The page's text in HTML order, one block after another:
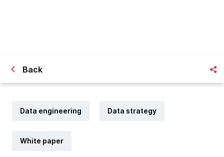
Back
Data engineering Data strategy
White paper